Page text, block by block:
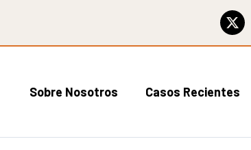
Sobre Nosotros Casos Recientes